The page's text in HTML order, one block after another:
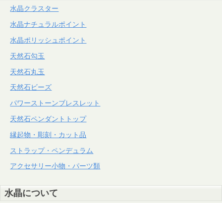
水晶クラスター
水晶ナチュラルポイント
水晶ポリッシュポイント
天然石勾玉
天然石丸玉
天然石ビーズ
パワーストーンブレスレット
天然石ペンダントトップ
縁起物・彫刻・カット品
ストラップ・ペンデュラム
アクセサリー小物・パーツ類
水晶について